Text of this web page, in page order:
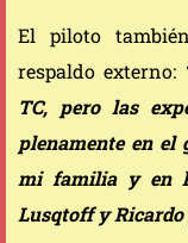
El piloto
respaldo externo:
TC, pero las
plenamente en el
mi familia y en
Lusqtoff y